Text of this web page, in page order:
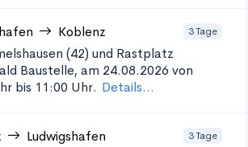
Koblenz 3 Tage
(42) und Rastplatz
Baustelle, am 24.08.2026 von
bis 11:00 Uhr. Details...
Ludwigshafen 3 Tage